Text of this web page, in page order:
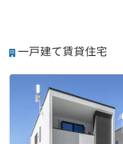
一戸建て賃貸住宅